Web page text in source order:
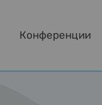
Конференции